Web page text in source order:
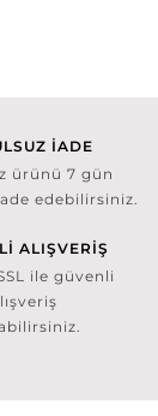
İADE
ürünü 7 gün
edebilirsiniz.
ALIŞVERİŞ
ile güvenli